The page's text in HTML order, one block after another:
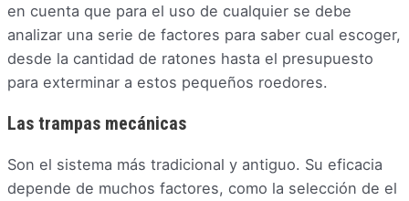
en cuenta que para el uso de cualquier se debe
analizar una serie de factores para saber cual escoger,
desde la cantidad de ratones hasta el presupuesto
para exterminar a estos pequeños roedores.
Las trampas mecánicas
Son el sistema más tradicional y antiguo. Su eficacia
depende de muchos factores, como la selección de el